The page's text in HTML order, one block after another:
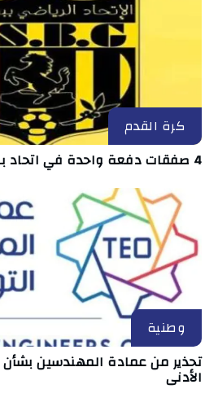
كرة القدم
4 صفقات دفعة واحدة في اتحاد بن قردان
وطنية
تحذير من عمادة المهندسين بشأن
الأدنى